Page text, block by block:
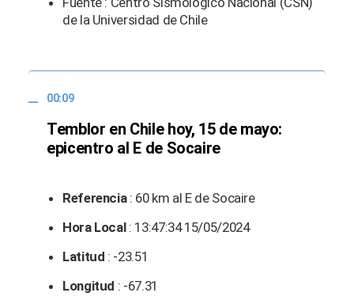
de la Universidad de Chile
00:09
Temblor en Chile hoy, 15 de mayo:
epicentro al E de Socaire
Referencia: 60 km al E de Socaire
Hora Local: 13:47:34 15/05/2024
Latitud : -23.51
Longitud : -67.31